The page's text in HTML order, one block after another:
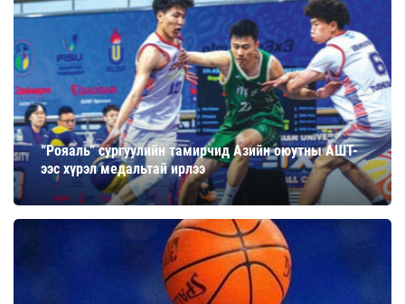
“Рояаль” сургуулийн тамирчид Азийн оюутны АШТ-
ээс хүрэл медальтай ирлээ